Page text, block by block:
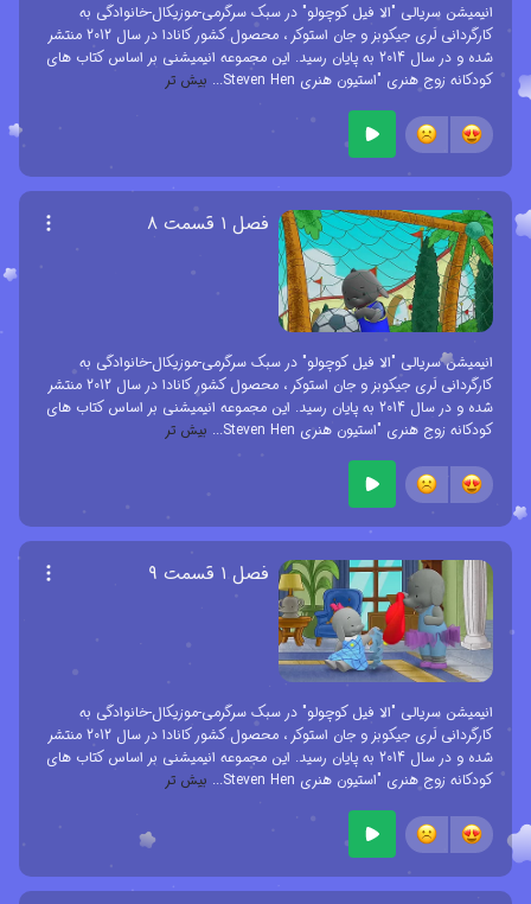
انیمیشن سریالی "الا فیل کوچولو" در سبک سرگرمی-موزیکال-خانوادگی به
کارگردانی لَری جیکوبز و جان استوکر ، محصول کشور کانادا در سال 2012 منتشر
شده و در سال 2014 به پایان رسید. این مجموعه انیمیشنی بر اساس کتاب های
کودکانه زوج هنری "استیون هنری Steven Hen
... بیش تر
فصل ۱ قسمت ۸
انیمیشن سریالی "الا فیل کوچولو" در سبک سرگرمی-موزیکال-خانوادگی به
کارگردانی لَری جیکوبز و جان استوکر ، محصول کشور کانادا در سال 2012 منتشر
شده و در سال 2014 به پایان رسید. این مجموعه انیمیشنی بر اساس کتاب های
کودکانه زوج هنری "استیون هنری Steven Hen
... بیش تر
فصل ۱ قسمت ۹
انیمیشن سریالی "الا فیل کوچولو" در سبک سرگرمی-موزیکال-خانوادگی به
کارگردانی لَری جیکوبز و جان استوکر ، محصول کشور کانادا در سال 2012 منتشر
شده و در سال 2014 به پایان رسید. این مجموعه انیمیشنی بر اساس کتاب های
کودکانه زوج هنری "استیون هنری Steven Hen
... بیش تر